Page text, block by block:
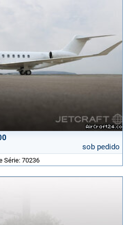
sob pedido
Série: 70236